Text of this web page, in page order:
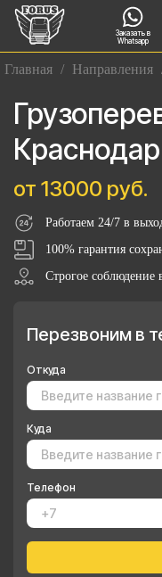
Заказать в
Whatsapp
Главная / Направления
от 13000 руб.
Работаем 24/7 в
100% гарантия
Строгое соблюдение
Перезвоним в
Откуда
Куда
Телефон